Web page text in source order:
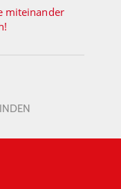
miteinander